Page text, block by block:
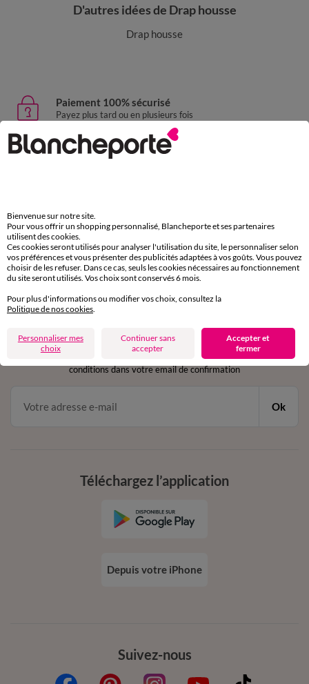
D'autres idées de Drap housse
Drap housse
Paiement 100% sécurisé
Payez plus tard ou en plusieurs fois
Livraison express
sous 30 jours avec Mondial Relay uniquement
Service clients
par chat et par téléphone
de 8h00 à 20h00 du lundi au samedi
en vous inscrivant à la newsletter
conditions dans votre email de confirmation
Ok
Suivez-nous
Téléchargez l’application
Depuis votre iPhone
Bienvenue sur notre site.
Pour vous offrir un shopping personnalisé, Blancheporte et ses partenaires
utilisent des cookies.
Ces cookies seront utilisés pour analyser l'utilisation du site, le personnaliser selon
vos préférences et vous présenter des publicités adaptées à vos goûts. Vous pouvez
choisir de les refuser. Dans ce cas, seuls les cookies nécessaires au fonctionnement
du site seront utilisés. Vos choix sont conservés 6 mois.
Pour plus d'informations ou modifier vos choix, consultez la
Politique de nos cookies
Personnaliser mes
choix
Continuer sans
accepter
Accepter et
fermer